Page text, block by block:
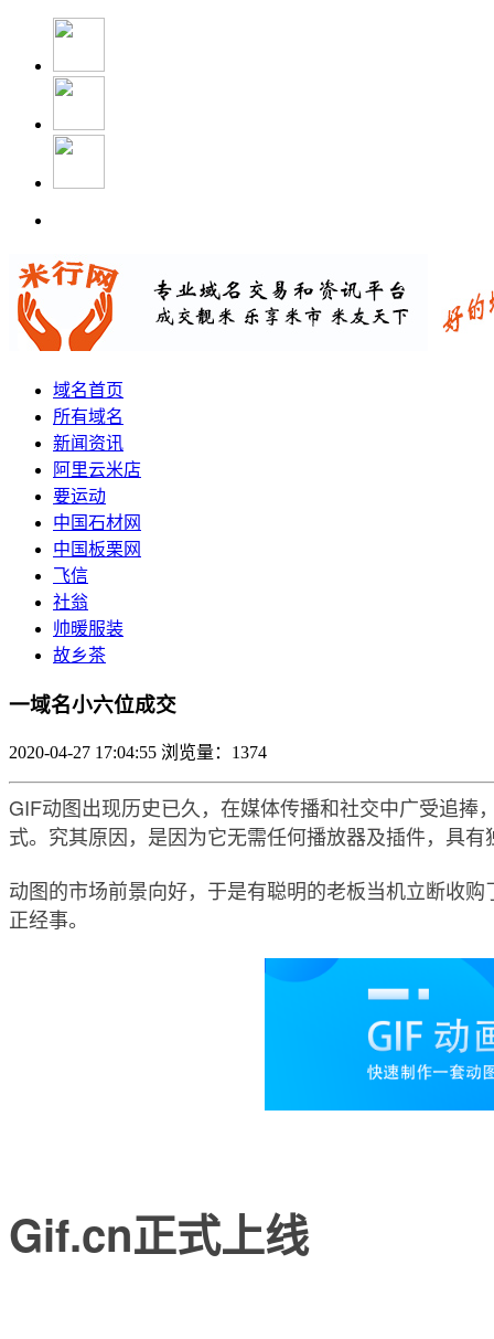
域名首页
所有域名
新闻资讯
阿里云米店
要运动
中国石材网
中国板栗网
飞信
社翁
帅暖服装
故乡茶
一域名小六位成交
2020-04-27 17:04:55 浏览量：1374
GIF动图出现历史已久，在媒体传播和社交中广受追
式。究其原因，是因为它无需任何播放器及插件，具
动图的市场前景向好，于是有聪明的老板当机立断收
正经事。
Gif.cn正式上线